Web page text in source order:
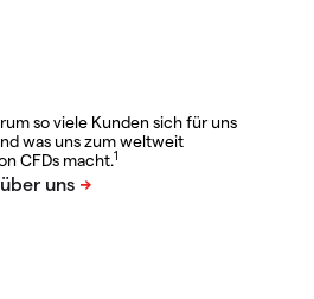
so viele Kunden sich für uns
was uns zum weltweit
CFDs macht.1